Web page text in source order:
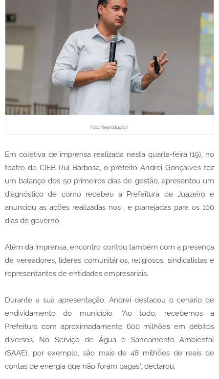
Foto: Reprodução |
Em coletiva de imprensa realizada nesta quarta-feira (19), no
teatro do CIEB Rui Barbosa, o prefeito Andrei Gonçalves fez
um balanço dos 50 primeiros dias de gestão, apresentou um
diagnóstico de como recebeu a Prefeitura de Juazeiro e
anunciou as ações realizadas nos , e planejadas para os 100
dias de governo.
Além da imprensa, encontro contou também com a presença
de vereadores, líderes comunitários, religiosos, sindicalistas e
representantes de entidades empresariais.
Durante a sua apresentação, Andrei destacou o cenário de
endividamento do município. "Ao todo, recebemos a
Prefeitura com aproximadamente 600 milhões em débitos
diversos. No Serviço de Água e Saneamento Ambiental
(SAAE), por exemplo, são mais de 48 milhões de reais de
contas de energia que não foram pagas", declarou.